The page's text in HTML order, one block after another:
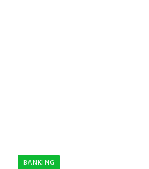
BANKING